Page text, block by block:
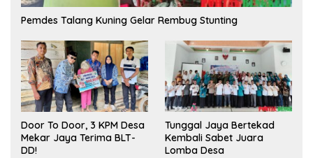
Pemdes Talang Kuning Gelar Rembug Stunting
Door To Door, 3 KPM Desa
Mekar Jaya Terima BLT-
DD!
Tunggal Jaya Bertekad
Kembali Sabet Juara
Lomba Desa